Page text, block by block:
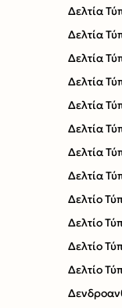
Δελτία
Δελτία
Δελτία
Δελτία
Δελτία
Δελτία
Δελτία
Δελτία
Δελτίο
Δελτίο
Δελτίο
Δελτίο